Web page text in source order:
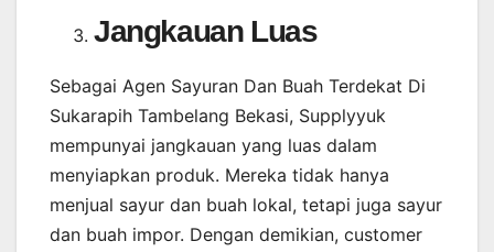
Jangkauan Luas
Sebagai Agen Sayuran Dan Buah Terdekat Di
Sukarapih Tambelang Bekasi, Supplyyuk
mempunyai jangkauan yang luas dalam
menyiapkan produk. Mereka tidak hanya
menjual sayur dan buah lokal, tetapi juga sayur
dan buah impor. Dengan demikian, customer